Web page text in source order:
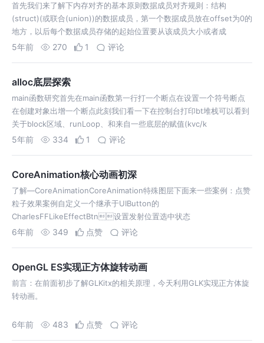
首先我们来了解下内存对齐的基本原则数据成员对⻬规则：结构
(struct)(或联合(union))的数据成员，第⼀个数据成员放在offset为0的
地⽅，以后每个数据成员存储的起始位置要从该成员⼤⼩或者成
5年前 270 1 评论
alloc底层探索
main函数研究首先在main函数第一行打一个断点在设置一个符号断点
在创建对象出增一个断点此刻我们看一下在控制台打印bt堆栈可以看到
关于block区域、runLoop、和来自一些底层的赋值(kvc/k
5年前 334 1 评论
CoreAnimation核⼼动画初深
了解—CoreAnimationCoreAnimation特殊图层下面来一些案例：点赞
粒子效果案例自定义一个继承于UIButton的
CharlesFFLikeEffectBtn设置发射位置选中状态
6年前 349 点赞 评论
OpenGL ES实现正方体旋转动画
前言：在前面初步了解GLKitx的相关原理，今天利用GLK实现正方体旋
转动画。
6年前 483 点赞 评论